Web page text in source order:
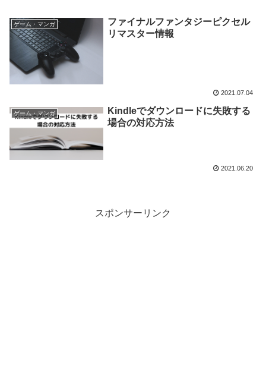
ゲーム・マンガ
ファイナルファンタジーピクセル
リマスター情報
2021.07.04
ゲーム・マンガ
Kindleでダウンロードに失敗する
場合の対応方法
2021.06.20
スポンサーリンク